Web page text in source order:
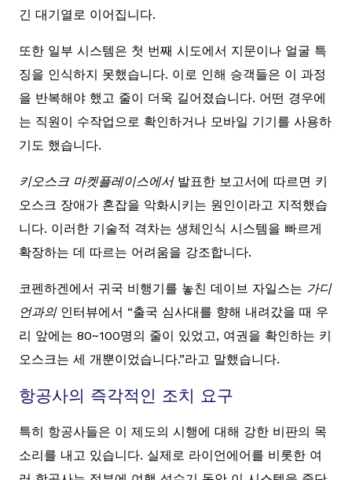
긴 대기열로 이어집니다.
또한 일부 시스템은 첫 번째 시도에서 지문이나 얼굴 특
징을 인식하지 못했습니다. 이로 인해 승객들은 이 과정
을 반복해야 했고 줄이 더욱 길어졌습니다. 어떤 경우에
는 직원이 수작업으로 확인하거나 모바일 기기를 사용하
기도 했습니다.
키오스크 마켓플레이스에서발표한 보고서에 따르면 키
오스크 장애가 혼잡을 악화시키는 원인이라고 지적했습
니다. 이러한 기술적 격차는 생체인식 시스템을 빠르게
확장하는 데 따르는 어려움을 강조합니다.
코펜하겐에서 귀국 비행기를 놓친 데이브 자일스는 가디
언과의인터뷰에서 “출국 심사대를 향해 내려갔을 때 우
리 앞에는 80~100명의 줄이 있었고, 여권을 확인하는 키
오스크는 세 개뿐이었습니다.”라고 말했습니다.
항공사의 즉각적인 조치 요구
특히 항공사들은 이 제도의 시행에 대해 강한 비판의 목
소리를 내고 있습니다. 실제로 라이언에어를 비롯한 여